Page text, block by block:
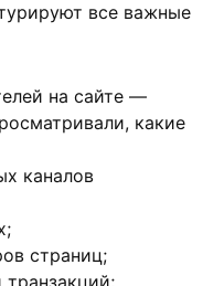
все важные
на сайте —
какие
каналов
страниц;
транзакций;